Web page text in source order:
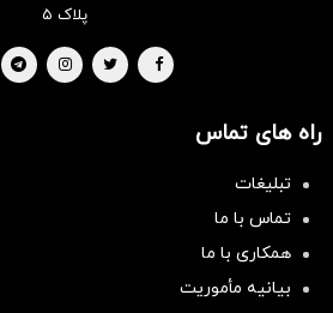
پلاک ۵
راه های تماس
تبلیغات
تماس با ما
همکاری با ما
بیانیه مأموریت